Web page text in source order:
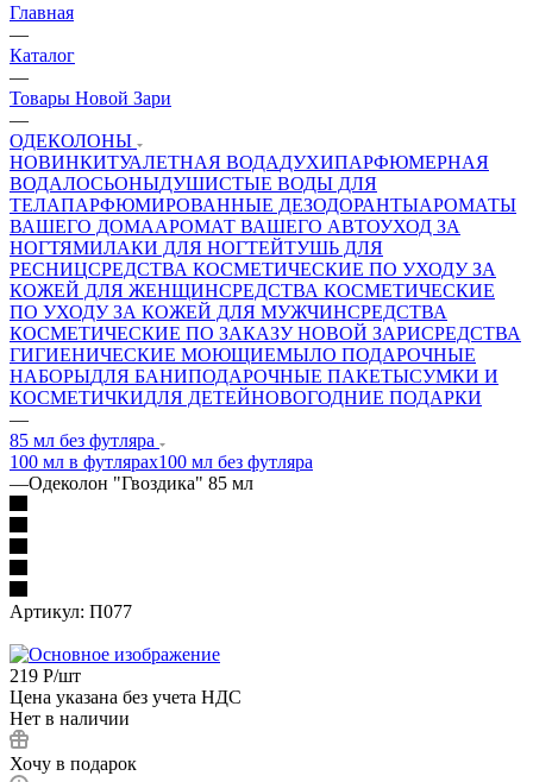
Главная
—
Каталог
—
Товары Новой Зари
—
ОДЕКОЛОНЫ
НОВИНКИТУАЛЕТНАЯ ВОДАДУХИПАРФЮМЕРНАЯ
ВОДАЛОСЬОНЫДУШИСТЫЕ ВОДЫ ДЛЯ
ТЕЛАПАРФЮМИРОВАННЫЕ ДЕЗОДОРАНТЫАРОМАТЫ
ВАШЕГО ДОМААРОМАТ ВАШЕГО АВТОУХОД ЗА
НОГТЯМИЛАКИ ДЛЯ НОГТЕЙТУШЬ ДЛЯ
РЕСНИЦСРЕДСТВА КОСМЕТИЧЕСКИЕ ПО УХОДУ ЗА
КОЖЕЙ ДЛЯ ЖЕНЩИНСРЕДСТВА КОСМЕТИЧЕСКИЕ
ПО УХОДУ ЗА КОЖЕЙ ДЛЯ МУЖЧИНСРЕДСТВА
КОСМЕТИЧЕСКИЕ ПО ЗАКАЗУ НОВОЙ ЗАРИСРЕДСТВА
ГИГИЕНИЧЕСКИЕ МОЮЩИЕМЫЛО ПОДАРОЧНЫЕ
НАБОРЫДЛЯ БАНИПОДАРОЧНЫЕ ПАКЕТЫСУМКИ И
КОСМЕТИЧКИДЛЯ ДЕТЕЙНОВОГОДНИЕ ПОДАРКИ
—
85 мл без футляра
100 мл в футлярах100 мл без футляра
—Одеколон "Гвоздика" 85 мл
Артикул: П077
219 Р/шт
Цена указана без учета НДС
Нет в наличии
Хочу в подарок